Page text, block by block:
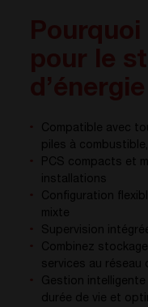
Compatible avec
piles à
PCS compacts et
installations
Configuration
mixte
Supervision
Combinez
services au réseau
Gestion
durée de vie et